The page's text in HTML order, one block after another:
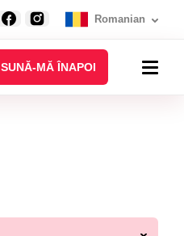
Romanian
SUNĂ-MĂ ÎNAPOI